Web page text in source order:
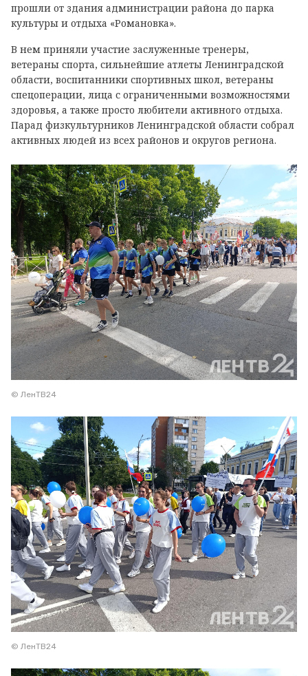
прошли от здания администрации района до парка
культуры и отдыха «Романовка».
В нем приняли участие заслуженные тренеры,
ветераны спорта, сильнейшие атлеты Ленинградской
области, воспитанники спортивных школ, ветераны
спецоперации, лица с ограниченными возможностями
здоровья, а также просто любители активного отдыха.
Парад физкультурников Ленинградской области собрал
активных людей из всех районов и округов региона.
© ЛенТВ24
© ЛенТВ24